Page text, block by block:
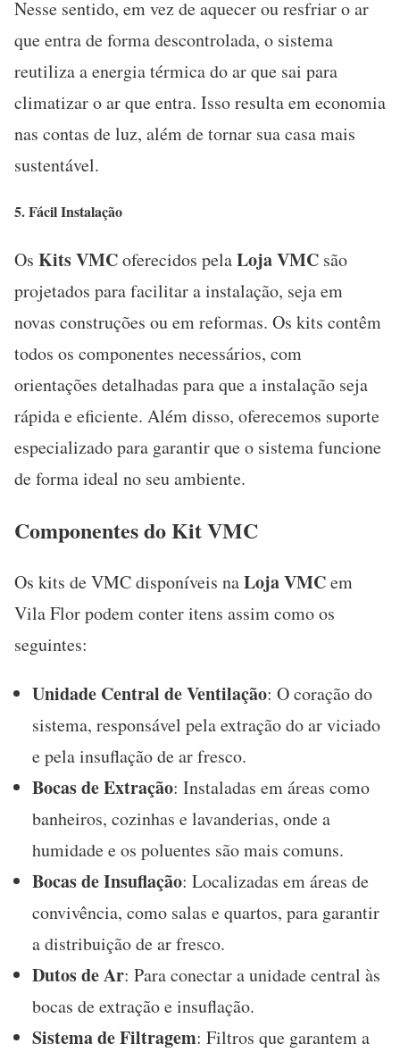
Nesse sentido, em vez de aquecer ou resfriar o ar
que entra de forma descontrolada, o sistema
reutiliza a energia térmica do ar que sai para
climatizar o ar que entra. Isso resulta em economia
nas contas de luz, além de tornar sua casa mais
sustentável.
5. FácilInstalação
Os Kits VMCoferecidos pelaLoja VMC são
projetados para facilitar a instalação, seja em
novas construções ou em reformas. Os kits contêm
todos os componentes necessários, com
orientações detalhadas para que a instalação seja
rápida e eficiente. Além disso, oferecemos suporte
especializado para garantir que o sistema funcione
de forma ideal no seu ambiente.
Componentes do Kit VMC
Os kits de VMC disponíveis naLoja VMCem
Vila Flor podem conter itens assim como os
seguintes:
Unidade Central de Ventilação: O coração do
sistema, responsável pela extração do ar viciado
e pela insuflação de ar fresco.
Bocas de Extração: Instaladas em áreas como
banheiros, cozinhas e lavanderias, onde a
humidade e os poluentes são mais comuns.
Bocas de Insuflação: Localizadas em áreas de
convivência, como salas e quartos, para garantir
a distribuição de ar fresco.
Dutos de Ar: Para conectar a unidade central às
bocas de extração e insuflação.
Sistema de Filtragem: Filtros que garantem a